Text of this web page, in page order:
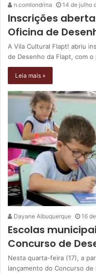
n.comlondrina 14 de julho
Inscrições
Oficina de
A Vila Cultural Flapt! abriu
de Desenho da Flapt, com
Leia mais »
Dayane Albuquerque 16
Escolas
Concurso de
Nesta quarta-feira (17), a
lançamento do Concurso